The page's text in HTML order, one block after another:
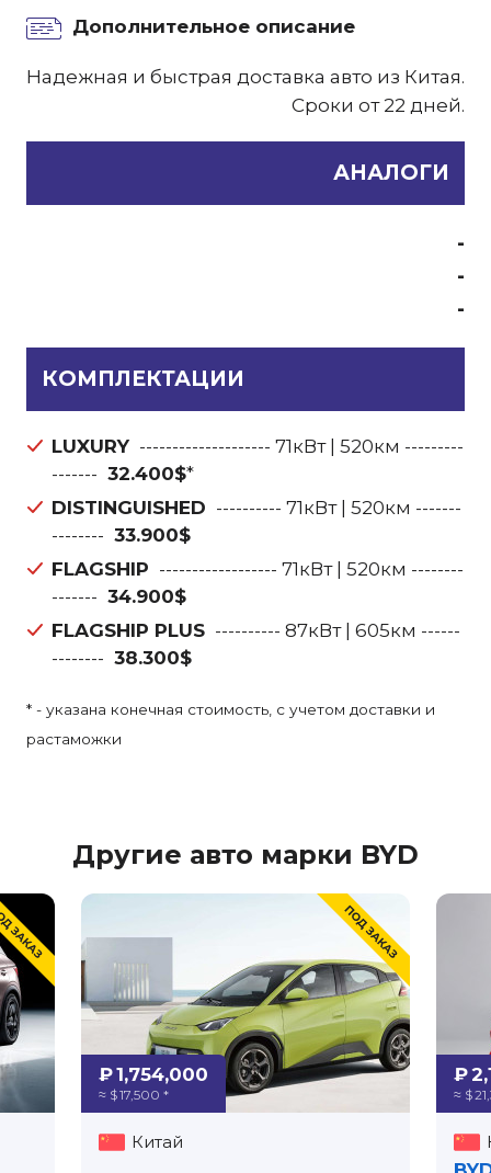
Дополнительное описание
Надежная и быстрая доставка авто из Китая.
Сроки от 22 дней.
АНАЛОГИ
-
-
-
КОМПЛЕКТАЦИИ
LUXURY -------------------- 71кВт | 520км ---------
------- 32.400$*
DISTINGUISHED ---------- 71кВт | 520км -------
-------- 33.900$
FLAGSHIP ------------------ 71кВт | 520км --------
------- 34.900$
FLAGSHIP PLUS ---------- 87кВт | 605км ------
-------- 38.300$
* - указана конечная стоимость, с учетом доставки и
растаможки
Другие авто марки BYD
₽ 1,754,000
≈ $ 17,500 *
Китай
₽
≈ $